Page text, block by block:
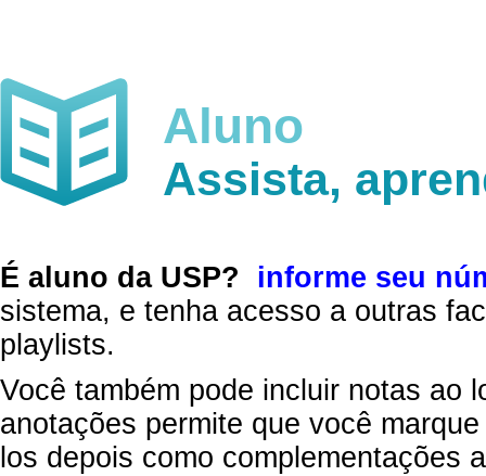
Aluno
Assista,
É aluno da USP?
informe seu
sistema, e tenha acesso a outras
playlists.
Você também pode incluir notas ao
anotações permite que você
los depois como complementações